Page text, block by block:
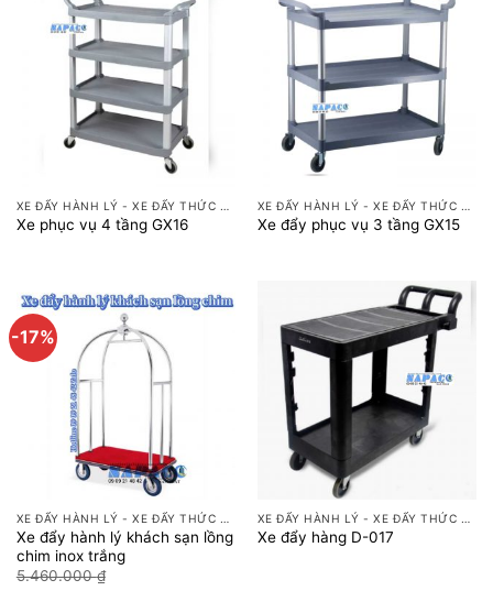
XE ĐẨY HÀNH LÝ - XE ĐẨY THỨC ĂN
Xe phục vụ 4 tầng GX16
XE ĐẨY HÀNH LÝ - XE ĐẨY THỨC ĂN
Xe đẩy phục vụ 3 tầng GX15
-17%
XE ĐẨY HÀNH LÝ - XE ĐẨY THỨC ĂN
Xe đẩy hành lý khách sạn lồng
chim inox trắng
5.460.000₫
XE ĐẨY HÀNH LÝ - XE ĐẨY THỨC ĂN
Xe đẩy hàng D-017